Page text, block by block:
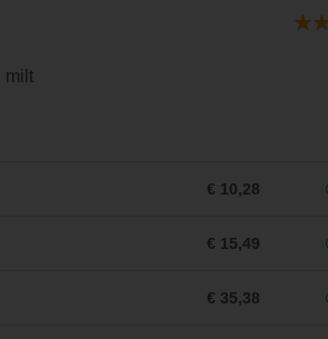
milt
€ 10,28
€ 15,49
€ 35,38